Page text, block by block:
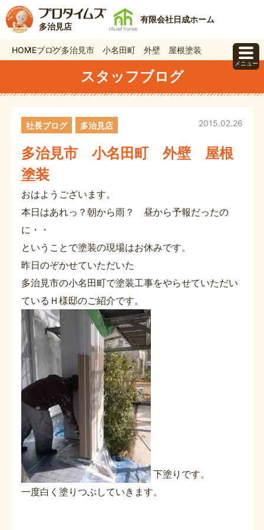
多治見店
有限会社日成ホーム
HOMEブログ多治見市 小名田町 外壁 屋根塗装
スタッフブログ
多治見市 小名田町 外壁 屋根
塗装
2015.02.26
社長ブログ 多治見店
おはようございます。
本日はあれっ？朝から雨？ 昼から予報だったの
に・・
ということで塗装の現場はお休みです。
昨日のぞかせていただいた
多治見市の小名田町で塗装工事をやらせていただい
ているＨ様邸のご紹介です。
下塗りです。
一度白く塗りつぶしていきます。
メニュー